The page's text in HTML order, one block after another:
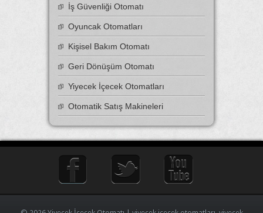
İş Güvenliği Otomatı
Oyuncak Otomatları
Kişisel Bakım Otomatı
Geri Dönüşüm Otomatı
Yiyecek İçecek Otomatları
Otomatik Satış Makineleri